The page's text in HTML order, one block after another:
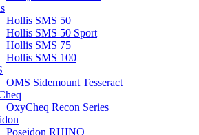
Hollis SMS 50
Hollis SMS 50 Sport
Hollis SMS 75
Hollis SMS 100
OMS Sidemount Tesseract
OxyCheq Recon Series
Poseidon RHINO